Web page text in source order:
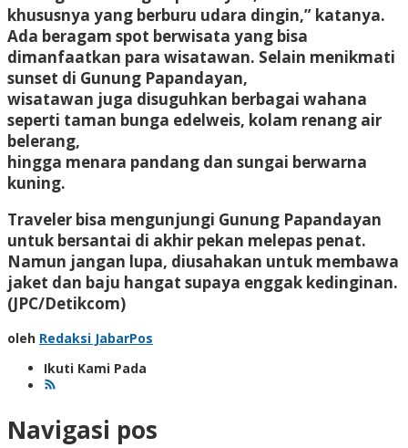
khususnya yang berburu udara dingin,” katanya.
Ada beragam spot berwisata yang bisa
dimanfaatkan para wisatawan. Selain menikmati
sunset di Gunung Papandayan,
wisatawan juga disuguhkan berbagai wahana
seperti taman bunga edelweis, kolam renang air
belerang,
hingga menara pandang dan sungai berwarna
kuning.
Traveler bisa mengunjungi Gunung Papandayan
untuk bersantai di akhir pekan melepas penat.
Namun jangan lupa, diusahakan untuk membawa
jaket dan baju hangat supaya enggak kedinginan.
(JPC/Detikcom)
oleh Redaksi JabarPos
Ikuti Kami Pada
Navigasi pos